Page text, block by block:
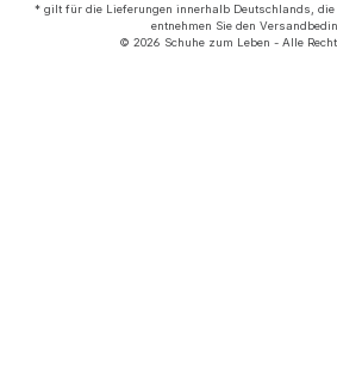
* gilt für die Lieferungen innerhalb Deutschlands,
entnehmen Sie den
© 2026 Schuhe zum Leben - Alle